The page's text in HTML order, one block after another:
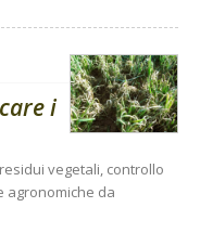
i
vegetali, controllo
agronomiche da